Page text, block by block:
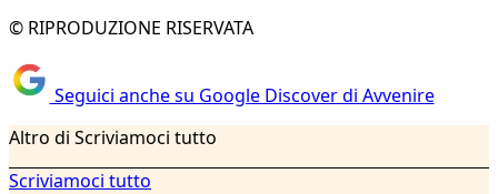
© RIPRODUZIONE RISERVATA
Seguici anche su Google Discover di Avvenire
Altro di Scriviamoci tutto
Scriviamoci tutto